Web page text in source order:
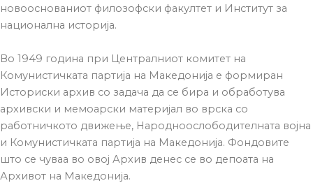
новооснованиот филозофски факултет и Институт за
национална историја.
Во 1949 година при Централниот комитет на
Комунистичката партија на Македонија е формиран
Историски архив со задача да се бира и обработува
архивски и мемоарски материјал во врска со
работничкото движење, Народноослободителната војна
и Комунистичката партија на Македонија. Фондовите
што се чуваа во овој Архив денес се во депоата на
Архивот на Македонија.